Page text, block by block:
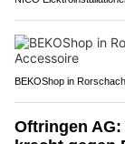
BEKOShop in
Oftringen